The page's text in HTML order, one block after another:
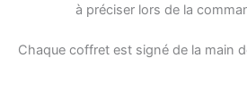
à préciser lors de la
Chaque coffret est signé de la main